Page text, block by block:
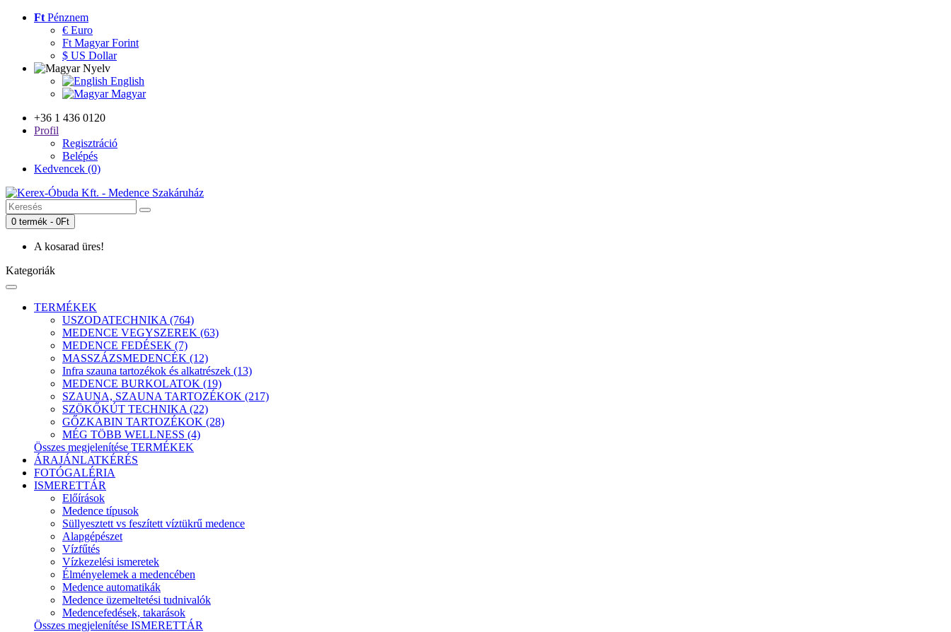
Ft Pénznem
€ Euro
Ft Magyar Forint
$ US Dollar
Nyelv
English
Magyar
+36 1 436 0120
Profil
Regisztráció
Belépés
Kedvencek (0)
0 termék - 0Ft
A kosarad üres!
Kategoriák
TERMÉKEK
USZODATECHNIKA (764)
MEDENCE VEGYSZEREK (63)
MEDENCE FEDÉSEK (7)
MASSZÁZSMEDENCÉK (12)
Infra szauna tartozékok és alkatrészek (13)
MEDENCE BURKOLATOK (19)
SZAUNA, SZAUNA TARTOZÉKOK (217)
SZÖKŐKÚT TECHNIKA (22)
GŐZKABIN TARTOZÉKOK (28)
MÉG TÖBB WELLNESS (4)
Összes megjelenítése TERMÉKEK
ÁRAJÁNLATKÉRÉS
FOTÓGALÉRIA
ISMERETTÁR
Előírások
Medence típusok
Süllyesztett vs feszített víztükrű medence
Alapgépészet
Vízfűtés
Vízkezelési ismeretek
Élményelemek a medencében
Medence automatikák
Medence üzemeltetési tudnivalók
Medencefedések, takarások
Összes megjelenítése ISMERETTÁR